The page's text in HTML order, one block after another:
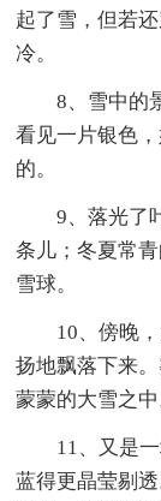
起了雪，但若
冷。
8、雪中的
看见一片银色
的。
9、落光了
条儿；冬夏常
雪球。
10、傍晚
扬地飘落下来
蒙蒙的大雪之中
11、又是
蓝得更晶莹剔